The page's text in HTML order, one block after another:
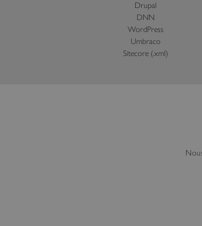
Drupal
DNN
WordPress
Umbraco
Sitecore (.xml)